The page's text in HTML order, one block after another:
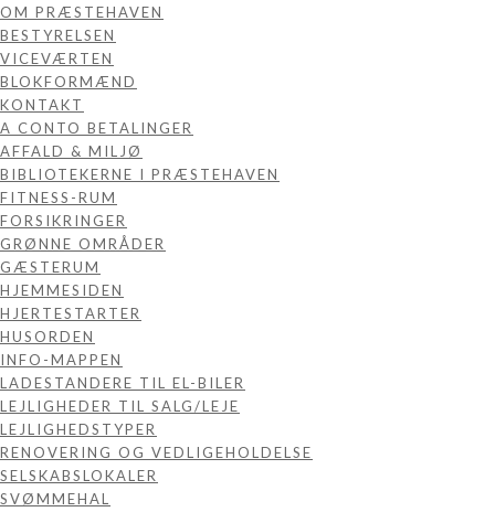
OM PRÆSTEHAVEN
BESTYRELSEN
VICEVÆRTEN
BLOKFORMÆND
KONTAKT
A CONTO BETALINGER
AFFALD & MILJØ
BIBLIOTEKERNE I PRÆSTEHAVEN
FITNESS-RUM
FORSIKRINGER
GRØNNE OMRÅDER
GÆSTERUM
HJEMMESIDEN
HJERTESTARTER
HUSORDEN
INFO-MAPPEN
LADESTANDERE TIL EL-BILER
LEJLIGHEDER TIL SALG/LEJE
LEJLIGHEDSTYPER
RENOVERING OG VEDLIGEHOLDELSE
SELSKABSLOKALER
SVØMMEHAL